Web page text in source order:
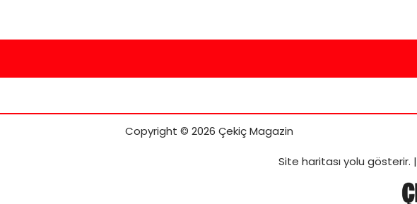
Copyright © 2026 Çekiç Magazin
Site haritasıyolu gösterir. |